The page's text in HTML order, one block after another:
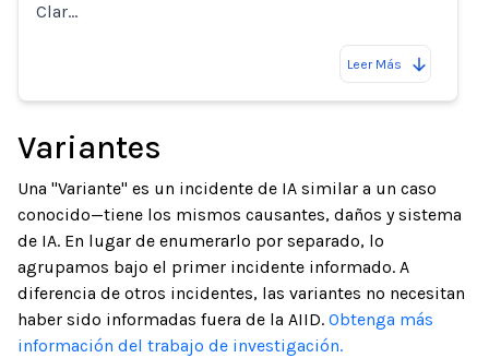
Clar…
Leer Más
Variantes
Una "Variante" es un incidente de IA similar a un caso
conocido—tiene los mismos causantes, daños y sistema
de IA. En lugar de enumerarlo por separado, lo
agrupamos bajo el primer incidente informado. A
diferencia de otros incidentes, las variantes no necesitan
haber sido informadas fuera de la AIID. Obtenga más
información del trabajo de investigación.